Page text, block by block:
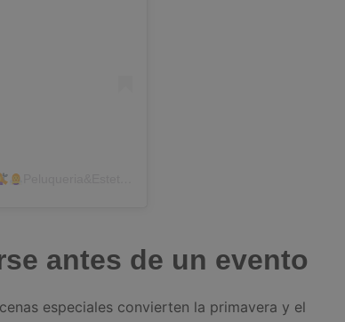
antes de un evento
especiales convierten la primavera y el